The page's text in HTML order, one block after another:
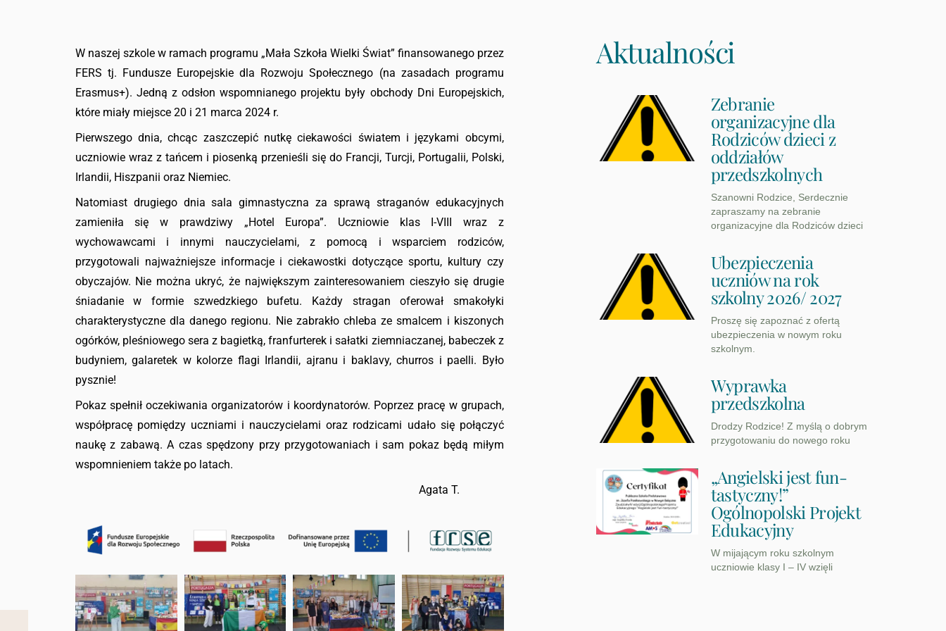
W naszej szkole w ramach programu „Mała Szkoła Wielki Świat” finansowanego przez
FERS tj. Fundusze Europejskie dla Rozwoju Społecznego (na zasadach programu
Erasmus+). Jedną z odsłon wspomnianego projektu były obchody Dni Europejskich,
które miały miejsce 20 i 21 marca 2024 r.
Pierwszego dnia, chcąc zaszczepić nutkę ciekawości światem i językami obcymi,
uczniowie wraz z tańcem i piosenką przenieśli się do Francji, Turcji, Portugalii, Polski,
Irlandii, Hiszpanii oraz Niemiec.
Natomiast drugiego dnia sala gimnastyczna za sprawą straganów edukacyjnych
zamieniła się w prawdziwy „Hotel Europa”. Uczniowie klas I-VIII wraz z
wychowawcami i innymi nauczycielami, z pomocą i wsparciem rodziców,
przygotowali najważniejsze informacje i ciekawostki dotyczące sportu, kultury czy
obyczajów. Nie można ukryć, że największym zainteresowaniem cieszyło się drugie
śniadanie w formie szwedzkiego bufetu. Każdy stragan oferował smakołyki
charakterystyczne dla danego regionu. Nie zabrakło chleba ze smalcem i kiszonych
ogórków, pleśniowego sera z bagietką, franfurterek i sałatki ziemniaczanej, babeczek z
budyniem, galaretek w kolorze flagi Irlandii, ajranu i baklavy, churros i paelli. Było
pysznie!
Pokaz spełnił oczekiwania organizatorów i koordynatorów. Poprzez pracę w grupach,
współpracę pomiędzy uczniami i nauczycielami oraz rodzicami udało się połączyć
naukę z zabawą. A czas spędzony przy przygotowaniach i sam pokaz będą miłym
wspomnieniem także po latach.
Agata T.
Aktualności
Zebranie
organizacyjne dla
Rodziców dzieci z
oddziałów
przedszkolnych
Szanowni Rodzice, Serdecznie
zapraszamy na zebranie
organizacyjne dla Rodziców dzieci
Ubezpieczenia
uczniów na rok
szkolny 2026/ 2027
Proszę się zapoznać z ofertą
ubezpieczenia w nowym roku
szkolnym.
Wyprawka
przedszkolna
Drodzy Rodzice! Z myślą o dobrym
przygotowaniu do nowego roku
„Angielski jest fun-
tastyczny!”
Ogólnopolski Projekt
Edukacyjny
W mijającym roku szkolnym
uczniowie klasy I – IV wzięli